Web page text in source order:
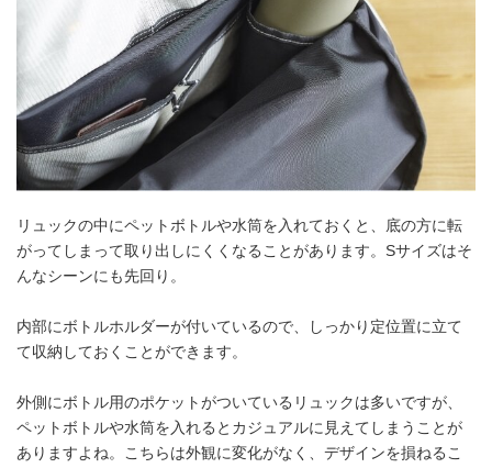
リュックの中にペットボトルや水筒を入れておくと、底の方に転
がってしまって取り出しにくくなることがあります。Sサイズはそ
んなシーンにも先回り。
内部にボトルホルダーが付いているので、しっかり定位置に立て
て収納しておくことができます。
外側にボトル用のポケットがついているリュックは多いですが、
ペットボトルや水筒を入れるとカジュアルに見えてしまうことが
ありますよね。こちらは外観に変化がなく、デザインを損ねるこ